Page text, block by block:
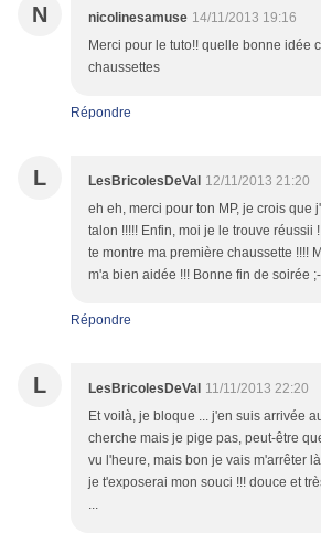
N nicolinesamuse 14/11/2013 19:16
Merci pour le tuto!! quelle bonne idée
chaussettes
Répondre
L LesBricolesDeVal 12/11/2013 21:20
eh eh, merci pour ton MP, je crois que
talon !!!!! Enfin, moi je le trouve réussii
te montre ma première chaussette !!!!
m'a bien aidée !!! Bonne fin de soirée
Répondre
L LesBricolesDeVal 11/11/2013 22:20
Et voilà, je bloque ... j'en suis arrivée
cherche mais je pige pas, peut-être
vu l'heure, mais bon je vais m'arrêter
je t'exposerai mon souci !!! douce et
...